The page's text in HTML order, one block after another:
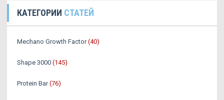
КАТЕГОРИИ СТАТЕЙ
Mechano Growth Factor (40)
Shape 3000 (145)
Protein Bar (76)